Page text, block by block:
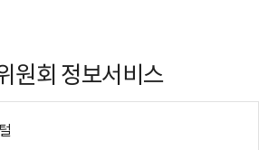
원회 정보서비스